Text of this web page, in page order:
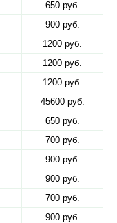
650 руб.
900 руб.
1200 руб.
1200 руб.
1200 руб.
45600 руб.
650 руб.
700 руб.
900 руб.
900 руб.
700 руб.
900 руб.